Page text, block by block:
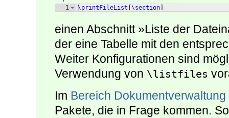
1 \printFileList \section
einen Abschnitt »Liste der
der eine Tabelle mit den
Weiter Konfigurationen sind
Verwendung von \listfiles
Im Bereich Dokumentverwaltung
Pakete, die in Frage kommen.